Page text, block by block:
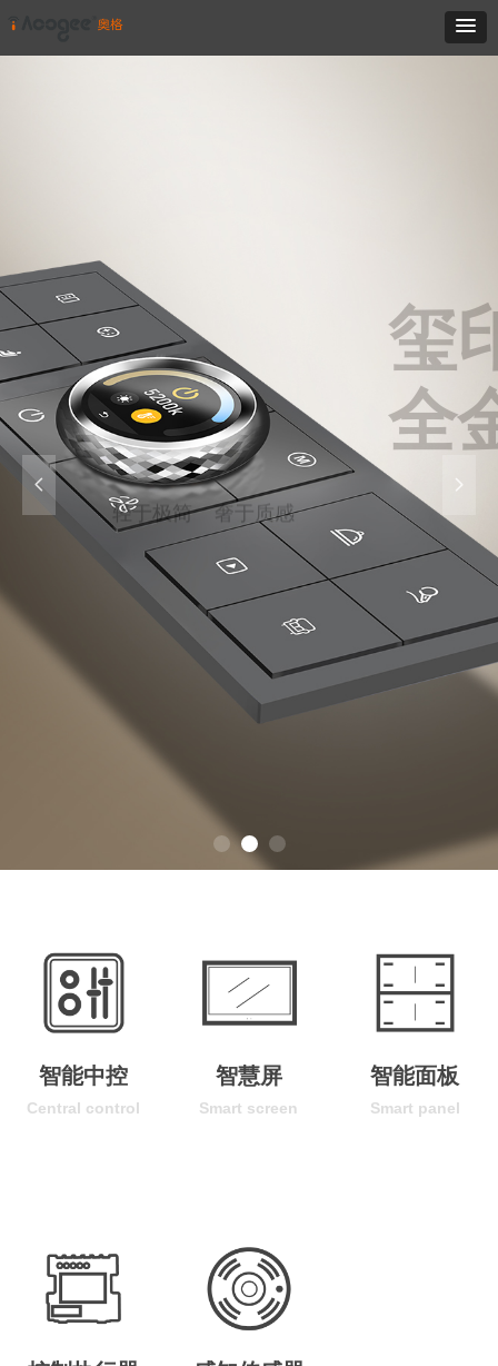
玺印国风
全金属系列
轻于极简 奢于质感
넳 넲
智能中控
Central control
智能面板
Smart panel
智慧屏
Smart screen